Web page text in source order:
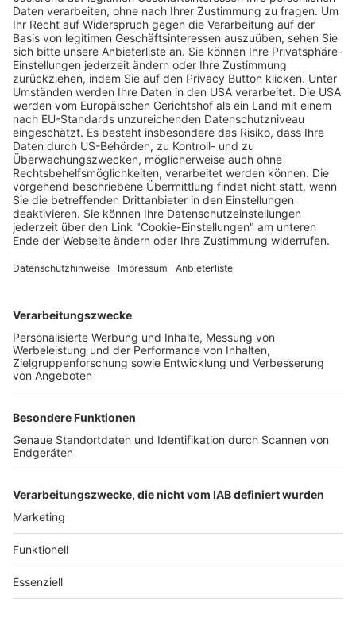
VOX-Sendung: Theresia Fischer und Stefan
Kleiser verabschieden sich von Freiburg
Saskia Schuh 15.01.2025
Freiburger Wochenbericht
Der Wochenbericht
wurde zum 31. Juli 2026
eingestellt.
News
Lokales
Sport